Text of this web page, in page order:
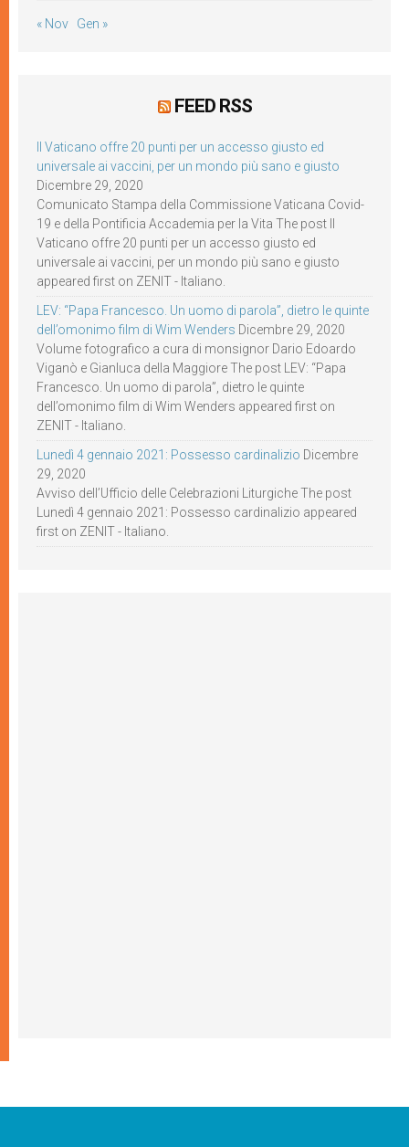
« Nov Gen »
FEED RSS
Il Vaticano offre 20 punti per un accesso giusto ed
universale ai vaccini, per un mondo più sano e giusto
Dicembre 29, 2020
Comunicato Stampa della Commissione Vaticana Covid-
19 e della Pontificia Accademia per la Vita The post Il
Vaticano offre 20 punti per un accesso giusto ed
universale ai vaccini, per un mondo più sano e giusto
appeared first on ZENIT - Italiano.
LEV: “Papa Francesco. Un uomo di parola”, dietro le quinte
dell’omonimo film di Wim Wenders Dicembre 29, 2020
Volume fotografico a cura di monsignor Dario Edoardo
Viganò e Gianluca della Maggiore The post LEV: “Papa
Francesco. Un uomo di parola”, dietro le quinte
dell’omonimo film di Wim Wenders appeared first on
ZENIT - Italiano.
Lunedì 4 gennaio 2021: Possesso cardinalizio Dicembre
29, 2020
Avviso dell’Ufficio delle Celebrazioni Liturgiche The post
Lunedì 4 gennaio 2021: Possesso cardinalizio appeared
first on ZENIT - Italiano.